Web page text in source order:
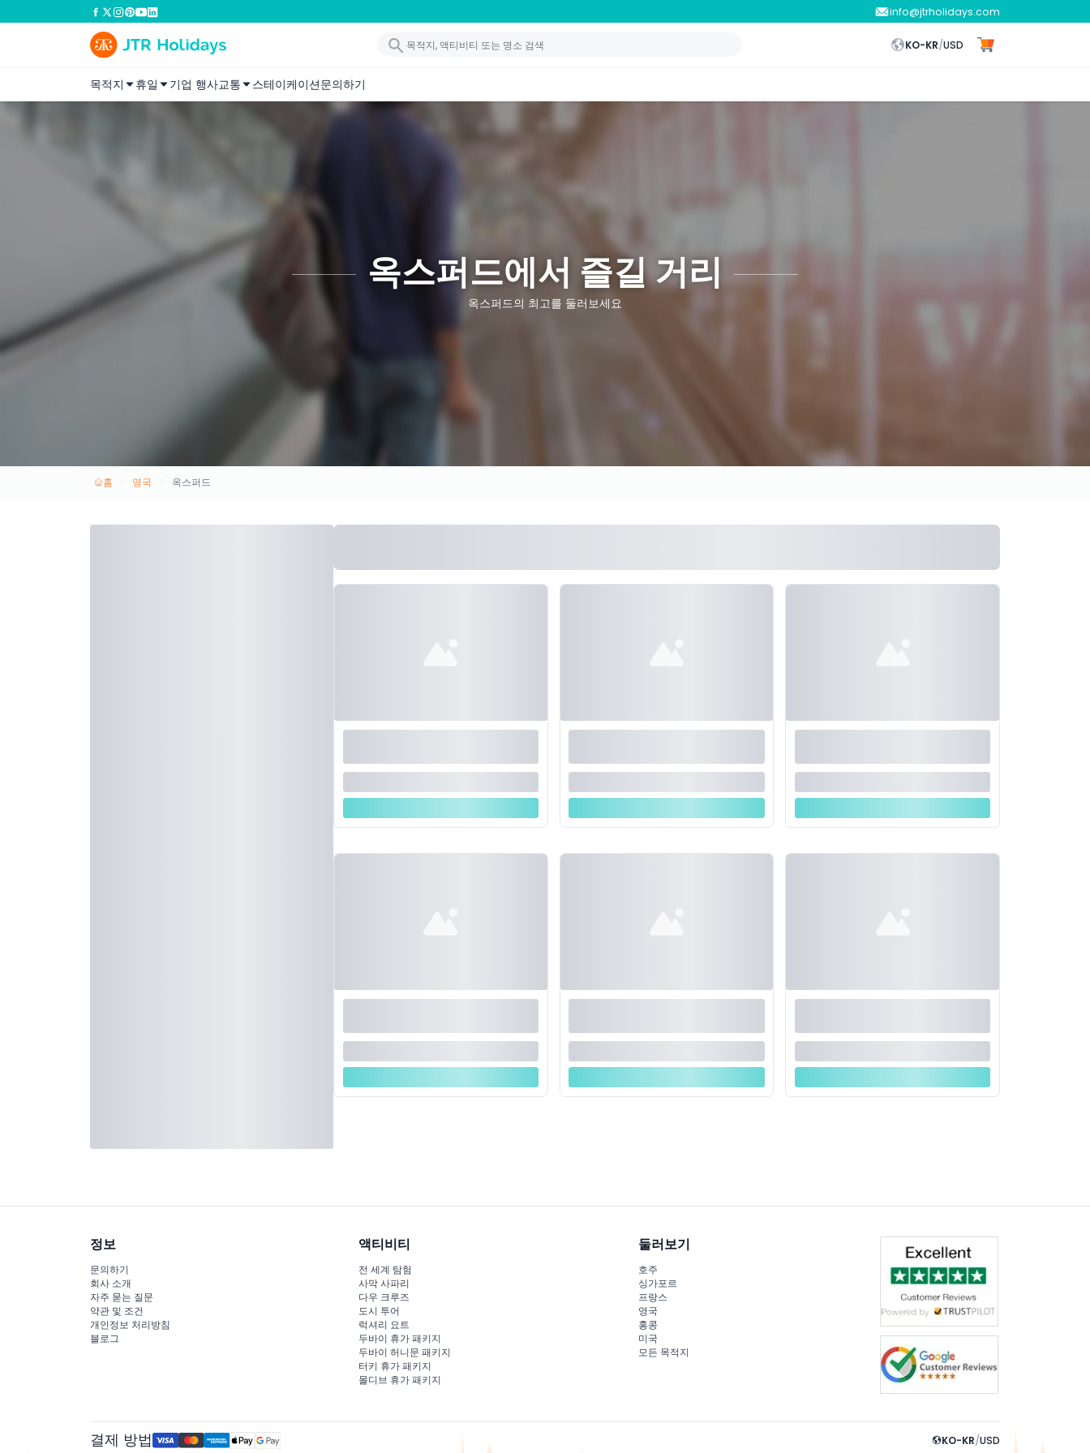
info@jtrholidays.com
KO-KR/USD
목적지 휴일 기업 행사교통 스테이케이션문의하기
옥스퍼드에서 즐길 거리
옥스퍼드의 최고를 둘러보세요
홈 영국 옥스퍼드
정보
문의하기
회사 소개
자주 묻는 질문
약관 및 조건
개인정보 처리방침
블로그
액티비티
전 세계 탐험
사막 사파리
다우 크루즈
도시 투어
럭셔리 요트
두바이 휴가 패키지
두바이 허니문 패키지
터키 휴가 패키지
몰디브 휴가 패키지
둘러보기
호주
싱가포르
프랑스
영국
홍콩
미국
모든 목적지
결제 방법 KO-KR/USD